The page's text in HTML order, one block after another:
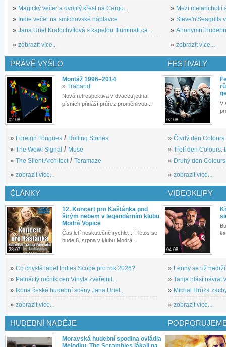
» Magický večer a dvojitý křest na Cargo...
» Indie večer na smíchovské náplavce
» Jana Uriel Kratochvílová s kapelou Illuminati.ca...
» zobrazit více...
» Mezi melancholií
» Steve'n'Seagulls
» Anonymní
» zobrazit více...
PRÁVĚ VYŠLO
02.08.
Montáž 1996–2014
» Traband
Nová retrospektiva v dvaceti jedna
písních přináší průřez proměnlivou...
» Foreign Tongues / Rolling Stones
» The Wow! Signal / Muse
» The Silent Architect / Teramaze
» zobrazit více...
FESTIVALY
02.08.
V
» Čtvrtý den
» Třetí den Colours:
» Druhý den
» zobrazit více...
ČLÁNKY
28.07.
12. Koncert pro Kaštánka pod
širým nebem v legendárním klubu
Modrá Vopice
Čas letí neskutečně rychle.... I letos se
bude 8. srpna v klubu Modrá...
» Co chystá label Indies Scope pro rok 2026?
» Patnáctý ročník cen Vinyla zveřejnil...
»
Ikona české hudební scény Jana Uriel...
» zobrazit více...
VIDEOKLIPY
04.08.
» Lenny se už
» Tanja hlásí návrat
» Michal Hrůza
» zobrazit více...
HUDEBNÍ NADĚJE
Moravská hudební spodina ovládla